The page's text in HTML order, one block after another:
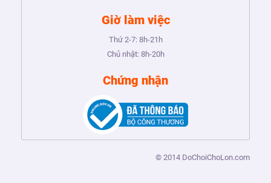
Giờ làm việc
Thứ 2-7:8h-21h
Chủ nhật:8h-20h
Chứng nhận
© 2014 DoChoiChoLon.com